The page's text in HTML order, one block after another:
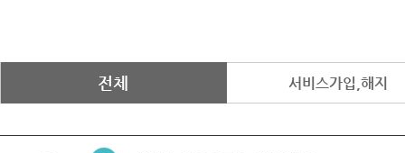
전체 서비스가입,해지